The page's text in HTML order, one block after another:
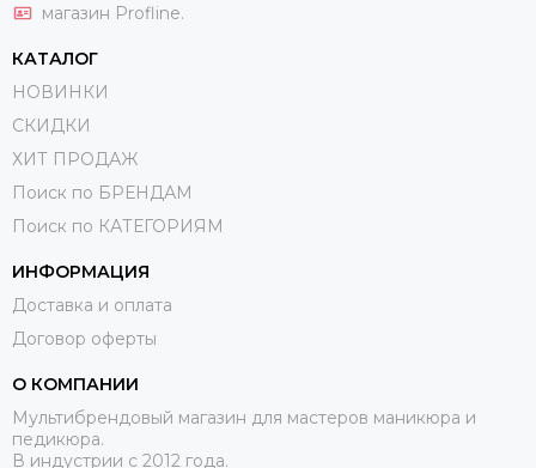
магазин Profline.
КАТАЛОГ
НОВИНКИ
СКИДКИ
ХИТ ПРОДАЖ
Поиск по БРЕНДАМ
Поиск по КАТЕГОРИЯМ
ИНФОРМАЦИЯ
Доставка и оплата
Договор оферты
О КОМПАНИИ
Мультибрендовый магазин для мастеров маникюра и
педикюра.
В индустрии с 2012 года.